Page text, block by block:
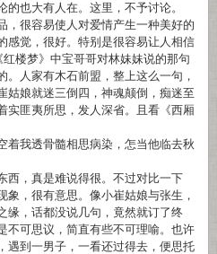
也大有人在。这里，不予讨论。
很容易使人对爱情产生一种美好的
感觉，很好。特别是很容易让人相信
楼梦》中宝哥哥对林妹妹说的那句
人家有木石前盟，整上这么一句，
姑娘就迷三倒四，神魂颠倒，痴迷至
实匪夷所思，发人深省。且看《西厢
我透骨髓相思病染，怎当他临去秋
，真是难说得很。不过对比一下
象，很有意思。像小崔姑娘与张生，
缘，话都没说几句，竟然就订了终
不可思议，简直有些不可理喻。也许
遇到一男子，一看还过得去，便思托